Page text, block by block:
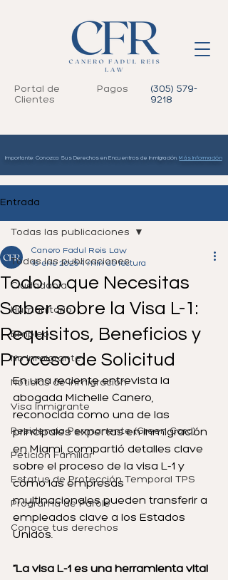
Portal de
Clientes
Pagos
(305) 579-
9218
Importante: Conozca Sus Derechos en Encuentros de Inmigración. Más Información
Entrada
Todas las publicaciones
Ciudadanía
Humanitario
Empleo
No Inmigrante
Noticias de Inmigración
Visa Inmigrante
Residencia Permanente (Green Card)
Petición Familiar
Estatus de Protección Temporal TPS
Programa de Parole
Conoce tus derechos
Todas las publicaciones
Todo lo que Necesitas
Saber sobre la Visa L-1:
Requisitos, Beneficios y
Proceso de Solicitud
Canero Fadul Reis Law
16 ene 20254 min de lectura
En una reciente entrevista la
abogada Michelle Canero,
reconocida como una de las
principales expertas en inmigración
en Miami, compartió detalles clave
sobre el proceso de la visa L-1 y
cómo las empresas
multinacionales pueden transferir a
empleados clave a los Estados
Unidos.
“La visa L-1 es una herramienta vital